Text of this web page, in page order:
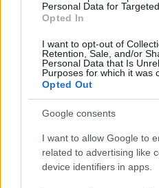
Personal Data for
Opted In
I want to opt-out of
Retention, Sale, and/or
Personal Data that Is
Purposes for which it was
Opted Out
Google consents
I want to allow Google to
related to advertising like
device identifiers in apps.
rendelkeznek
ötlet után már létrejött
a jelenlegi verzió 2023
Most már kétszázhúsz
dolgozik a PetWiseCare
hatezer gazdi-